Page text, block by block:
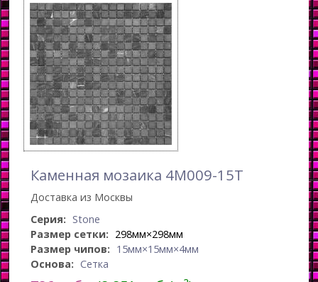
Каменная мозаика 4M009-15T
Доставка из Москвы
Серия: Stone
Размер сетки: 298мм×298мм
Размер чипов: 15мм×15мм×4мм
Основа: Сетка